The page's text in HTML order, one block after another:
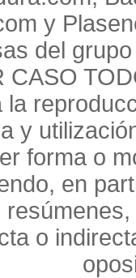
y
del
CASO
la
y
forma o
en
o